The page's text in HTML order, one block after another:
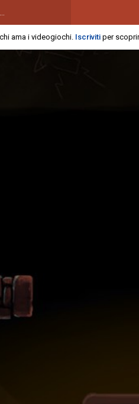
ama i videogiochi. Iscriviti per